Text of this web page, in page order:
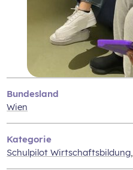
Bundesland
Wien
Kategorie
Schulpilot Wirtschaftsbildung,